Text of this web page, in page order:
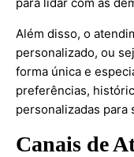
Além disso, o
personalizado, ou
forma única e
preferências,
personalizadas para
Canais de